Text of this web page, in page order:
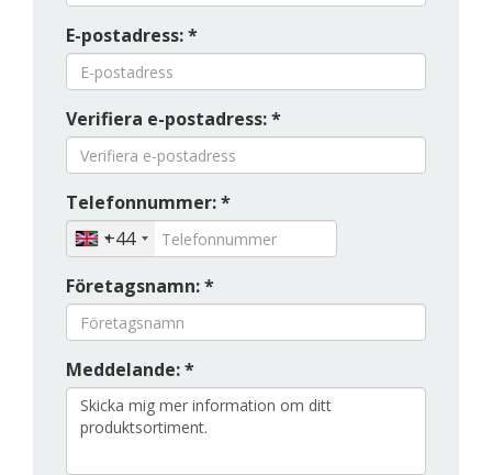
E-postadress: *
Verifiera e-postadress: *
Telefonnummer: *
+44
Företagsnamn: *
Meddelande: *